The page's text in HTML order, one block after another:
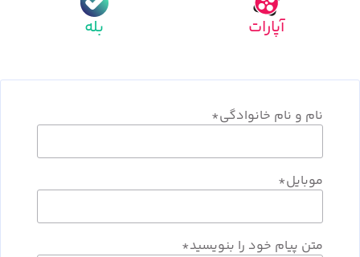
آپارات بله
نام و نام خانوادگی*
موبایل*
متن پیام خود را بنویسید*